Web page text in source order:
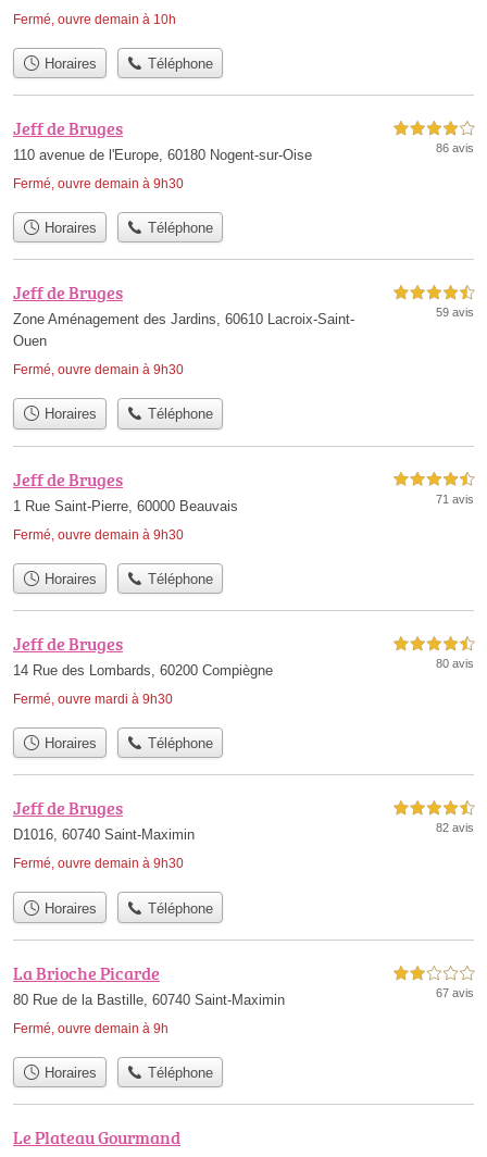
Fermé, ouvre demain à 10h
Horaires Téléphone
Jeff de Bruges
110 avenue de l'Europe, 60180 Nogent-sur-Oise
Fermé, ouvre demain à 9h30
4,0 étoiles sur 5
86 avis
Horaires Téléphone
Jeff de Bruges
Zone Aménagement des Jardins, 60610 Lacroix-Saint-
Ouen
Fermé, ouvre demain à 9h30
4,5 étoiles sur 5
59 avis
Horaires Téléphone
Jeff de Bruges
1 Rue Saint-Pierre, 60000 Beauvais
Fermé, ouvre demain à 9h30
4,5 étoiles sur 5
71 avis
Horaires Téléphone
Jeff de Bruges
14 Rue des Lombards, 60200 Compiègne
Fermé, ouvre mardi à 9h30
4,5 étoiles sur 5
80 avis
Horaires Téléphone
Jeff de Bruges
D1016, 60740 Saint-Maximin
Fermé, ouvre demain à 9h30
4,5 étoiles sur 5
82 avis
Horaires Téléphone
La Brioche Picarde
80 Rue de la Bastille, 60740 Saint-Maximin
Fermé, ouvre demain à 9h
2,0 étoiles sur 5
67 avis
Horaires Téléphone
Le Plateau Gourmand